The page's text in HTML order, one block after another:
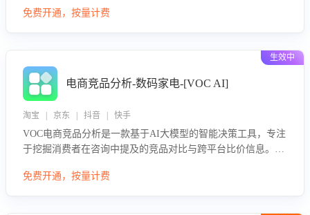
略，助力商家利用国补政策提升GMV。
免费开通，按量计费
生效中
电商竞品分析-数码家电-[VOC AI]
淘宝 | 京东 | 抖音 | 快手
VOC电商竞品分析是一款基于AI大模型的智能决策工具，专注
于挖掘消费者在咨询中提及的竞品对比与跨平台比价信息。该
息，进行多维度交叉对比，并分析消费者的比价行为。通过提
免费开通，按量计费